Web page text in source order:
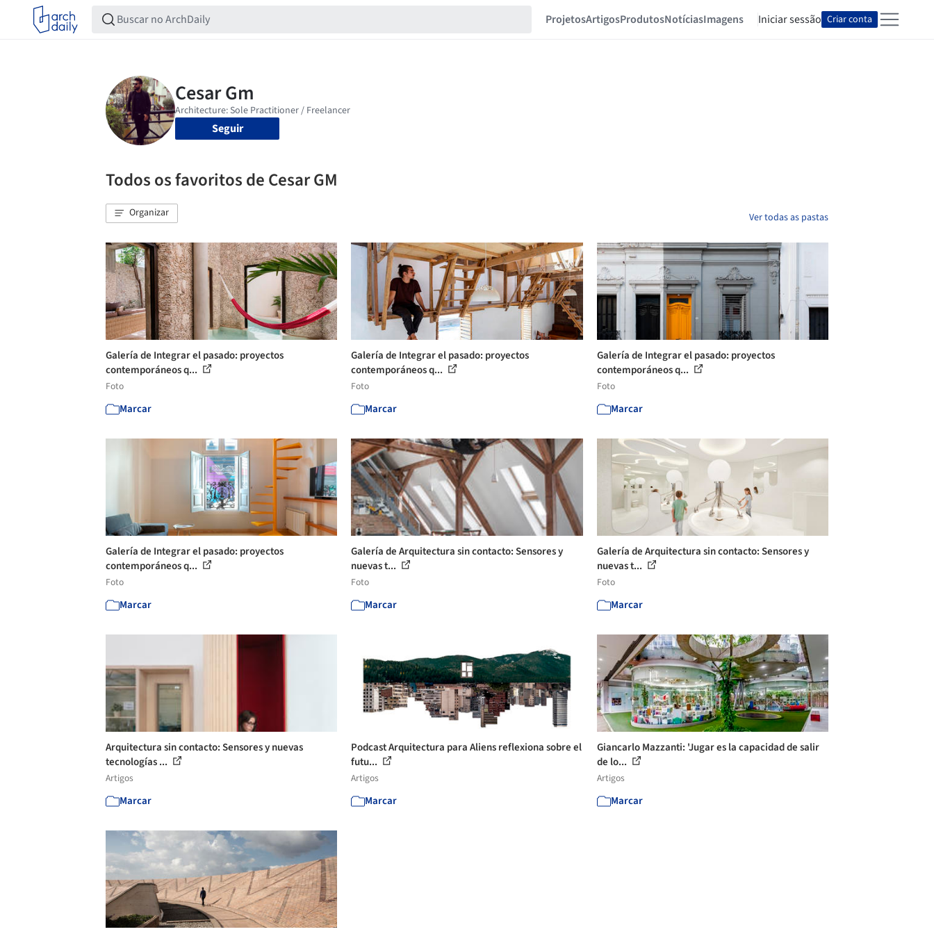
ProjetosArtigosProdutosNotíciasImagens Iniciar sessão Criar conta
Seguir
Todos os favoritos de Cesar GM
Organizar Ver todas as pastas
Galería de Integrar el pasado: proyectos
contemporáneos q...
Foto
Marcar
Galería de Integrar el pasado: proyectos
contemporáneos q...
Foto
Marcar
Galería de Integrar el pasado: proyectos
contemporáneos q...
Foto
Marcar
Galería de Integrar el pasado: proyectos
contemporáneos q...
Foto
Marcar
Galería de Arquitectura sin contacto: Sensores y
nuevas t...
Foto
Marcar
Galería de Arquitectura sin contacto: Sensores y
nuevas t...
Foto
Marcar
Arquitectura sin contacto: Sensores y nuevas
tecnologías ...
Artigos
Marcar
Podcast Arquitectura para Aliens reflexiona sobre el
futu...
Artigos
Marcar
Giancarlo Mazzanti: 'Jugar es la capacidad de salir
de lo...
Artigos
Marcar